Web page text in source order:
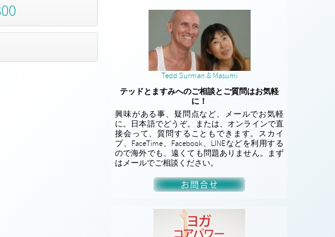
Tedd Surman & Masumi
テッドとますみへのご相談とご質問はお気軽
に！
興味がある事、疑問点など、メールでお気軽
に。日本語でどうぞ。または、オンラインで直
接会って、質問することもできます。スカイ
プ、FaceTime、Facebook、LINEなどを利用する
ので海外でも、遠くても問題ありません。まず
はメールでご相談ください。